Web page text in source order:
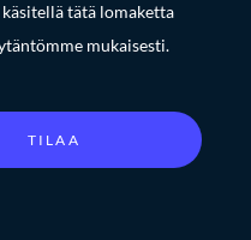
tätä lomaketta
mukaisesti.
TILAA